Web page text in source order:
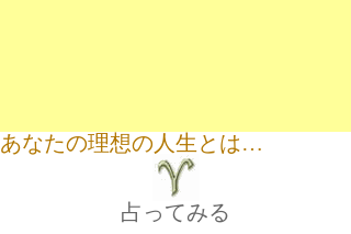
あなたの理想の人生とは…
占ってみる